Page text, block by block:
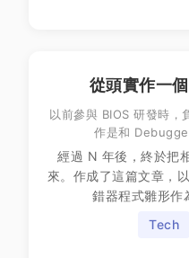
從頭實作一
以前參與 BIOS 研發時，
作是和
經過 N 年後，終於把
來。作成了這篇文章，
錯器程式雛形作
Tech